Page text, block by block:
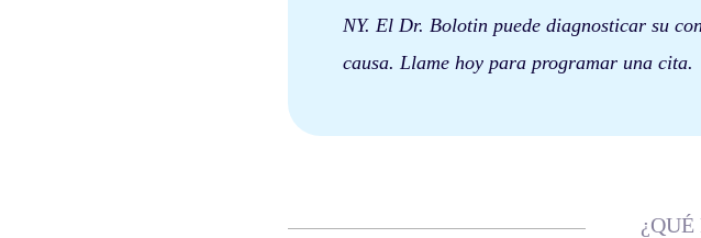
NY. El Dr. Bolotin puede diagnosticar su
causa. Llame hoy para programar una cita.